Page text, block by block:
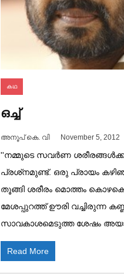
കഥ
ഒച്ച്
അനൂപ് കെ. വി November 5, 2012
''നമ്മുടെ സവർണ
പ്രശ്‌നമുണ്ട്. ഒരു പ്രായം
തൂങ്ങി ശരീരം മൊത്തം
മേശപ്പുറത്ത് ഊരി വച്ചിരുന്ന
സാവകാശമെടുത്ത ശേഷം
Read More